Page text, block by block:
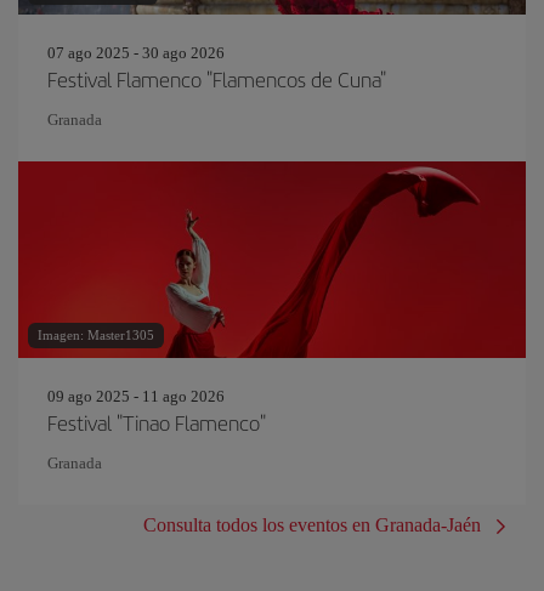
07 ago 2025 - 30 ago 2026
Festival Flamenco "Flamencos de Cuna"
Granada
Imagen: Master1305
09 ago 2025 - 11 ago 2026
Festival "Tinao Flamenco"
Granada
Consulta todos los eventos en Granada-Jaén